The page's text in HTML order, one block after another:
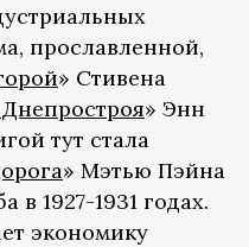
прославленной,
» Стивена
» Энн
тут стала
» Мэтью Пэйна
в 1927-1931 годах.
экономику